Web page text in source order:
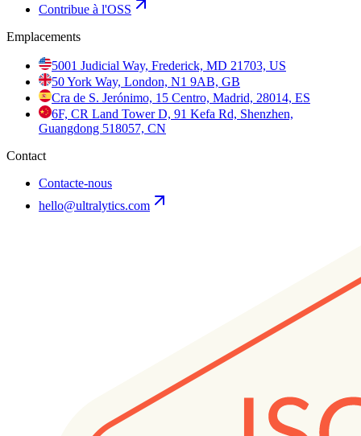
Contribue à l'OSS
Emplacements
5001 Judicial Way, Frederick, MD 21703, US
50 York Way, London, N1 9AB, GB
Cra de S. Jerónimo, 15 Centro, Madrid, 28014, ES
6F, CR Land Tower D, 91 Kefa Rd, Shenzhen,
Guangdong 518057, CN
Contact
Contacte-nous
hello@ultralytics.com